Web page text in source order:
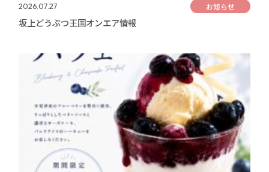
2026.07.27 お知らせ
坂上どうぶつ王国オンエア情報